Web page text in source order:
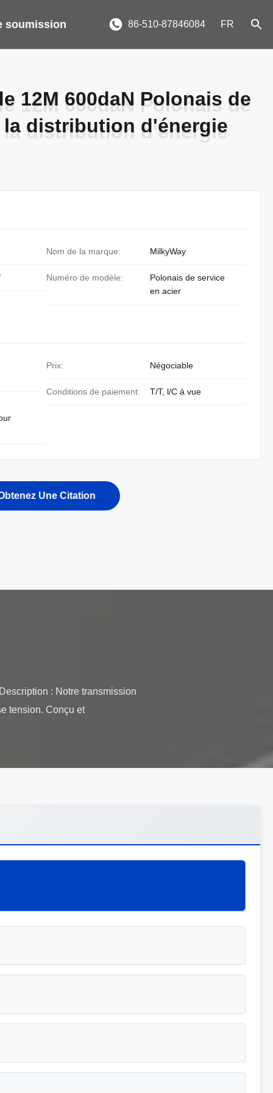
soumission 86-510-87846084 FR
12M 600daN Polonais de
distribution d'énergie
12M 600daN Polonais de
distribution d'énergie
Nom de la marque: MilkyWay
Numéro de modèle:
Polonais de service
en acier
Prix: Négociable
Conditions de paiement: T/T, l/C à vue
Une Citation
: Notre transmission
tension. Conçu et